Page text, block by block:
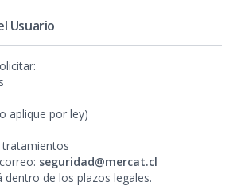
Usuario
aplique por ley)
seguridad@mercat.cl
de los plazos legales.